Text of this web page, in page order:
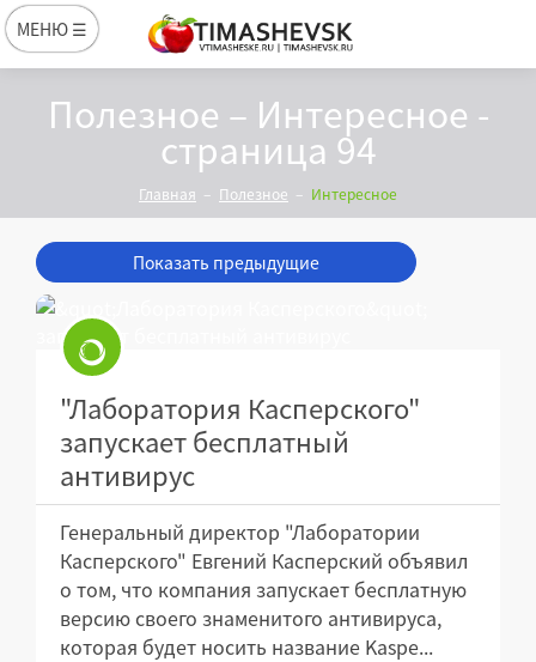
МЕНЮ ☰
Полезное – Интересное -
страница 94
Главная Полезное Интересное
Показать предыдущие
"Лаборатория Касперского"
запускает бесплатный
антивирус
Генеральный директор "Лаборатории
Касперского" Евгений Касперский объявил
о том, что компания запускает бесплатную
версию своего знаменитого антивируса,
которая будет носить название Kaspe...